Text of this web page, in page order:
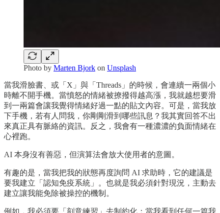
Photo by Marten Bjork on Unsplash
當我滑臉書、或「X」與「Threads」的時候，會連續一兩個小
時離不開手機。當憤怒的情緒被撩撥得越高漲，我就越想要滑
到一兩篇會讓我覺得情緒好過一點的貼文內容。可是，當我放
下手機，若有人問我，你剛剛滑到哪些訊息？我其實回答不出
來真正具有脈絡的資訊。反之，我會有一種濃濃的負面情緒在
心裡跑。
AI 本身沒有善惡，但演算法會放大使用者的意圖。
有趣的是，當我把我的狀態再度詢問 AI 求助時，它的建議是
要我建立「認知免疫系統」。也就是我必須針對現況，主動去
建立讓我能免除被操控的機制。
例如，我必須要「刻意練習」去制約化：當我看到任何一篇我